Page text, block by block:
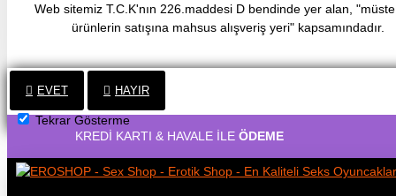
Web sitemiz T.C.K'nın 226.maddesi D bendinde yer alan,
ürünlerin satışına mahsus alışveriş yeri" kapsamındadır.
EVET HAYIR
Tekrar Gösterme
KREDİ KARTI & HAVALE İLE ÖDEME 1500TL